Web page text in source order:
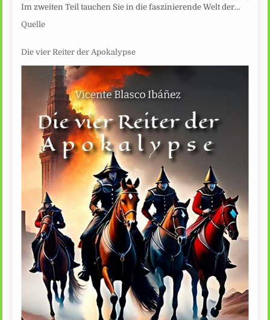
Im zweiten Teil tauchen Sie in die faszinierende Welt der…
Quelle
Die vier Reiter der Apokalypse